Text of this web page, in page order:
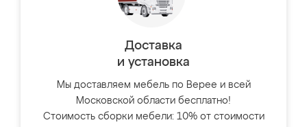
Доставка
и установка
Мы доставляем мебель по Верее и всей
Московской области бесплатно!
Стоимость сборки мебели: 10% от стоимости